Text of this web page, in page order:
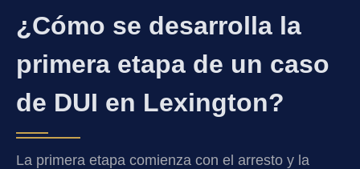
¿Cómo se desarrolla la
primera etapa de un caso
de DUI en Lexington?
La primera etapa comienza con el arresto y la